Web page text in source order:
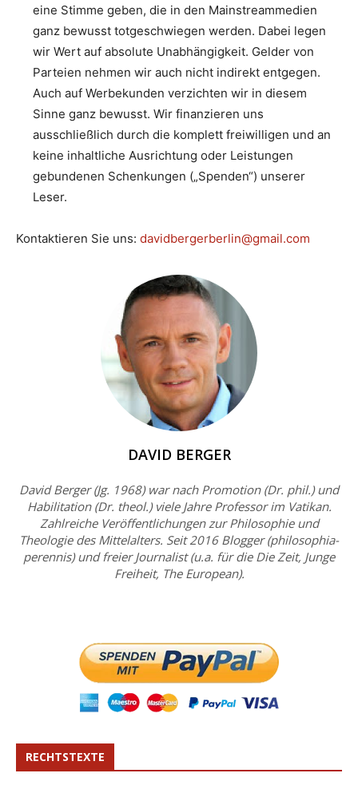
eine Stimme geben, die in den Mainstreammedien
ganz bewusst totgeschwiegen werden. Dabei legen
wir Wert auf absolute Unabhängigkeit. Gelder von
Parteien nehmen wir auch nicht indirekt entgegen.
Auch auf Werbekunden verzichten wir in diesem
Sinne ganz bewusst. Wir finanzieren uns
ausschließlich durch die komplett freiwilligen und an
keine inhaltliche Ausrichtung oder Leistungen
gebundenen Schenkungen („Spenden“) unserer
Leser.
Kontaktieren Sie uns: davidbergerberlin@gmail.com
DAVID BERGER
David Berger (Jg. 1968) war nach Promotion (Dr. phil.) und
Habilitation (Dr. theol.) viele Jahre Professor im Vatikan.
Zahlreiche Veröffentlichungen zur Philosophie und
Theologie des Mittelalters. Seit 2016 Blogger (philosophia-
perennis) und freier Journalist (u.a. für die Die Zeit, Junge
Freiheit, The European).
RECHTSTEXTE